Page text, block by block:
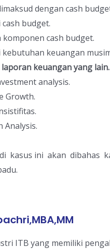
dengan cash
budget.
komponen cash budget.
keuangan
keuangan yang lain.
analysis.
Growth.
Analysis.
kasus ini akan dibahas
ITB yang memiliki